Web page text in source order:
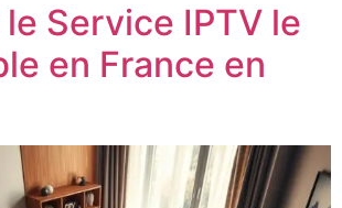
Service IPTV le
en France en